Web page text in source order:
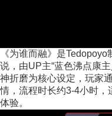
《为谁而融》是
说，由UP主“蓝色沸点康
神折磨为核心设定，玩家
情，流程时长约3-4小时，
体验。